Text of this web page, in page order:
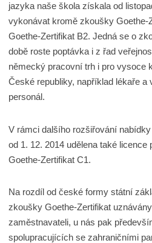
jazyka naše škola získala od
vykonávat kromě zkoušky Goethe-
Goethe-Zertifikat B2. Jedná se o
době roste poptávka i z řad
německý pracovní trh i pro vysoce
České republiky, například lékaře
personál.
V rámci dalšího rozšiřování
od 1. 12. 2014 udělena také licence
Goethe-Zertifikat C1.
Na rozdíl od české formy státní
zkoušky Goethe-Zertifikat
zaměstnavateli, u nás pak
spolupracujících se zahraničními